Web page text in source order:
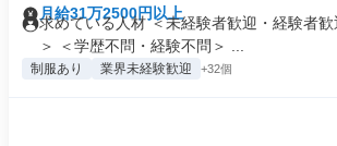
月給31万2500円以上
求めている人材 ＜未経験者歓迎・経験者
＞ ＜学歴不問・経験不問＞ ...
制服あり 業界未経験歓迎 +32個